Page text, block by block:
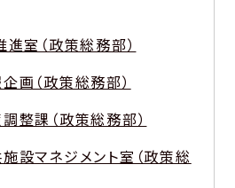
室（政策総務部）
画（政策総務部）
整課（政策総務部）
設マネジメント室（政策総